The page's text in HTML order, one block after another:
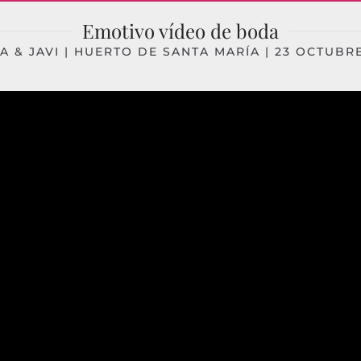
Emotivo vídeo de boda
& JAVI | HUERTO DE SANTA MARÍA | 23